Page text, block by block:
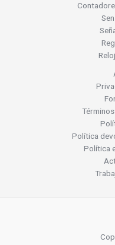
Política
Política